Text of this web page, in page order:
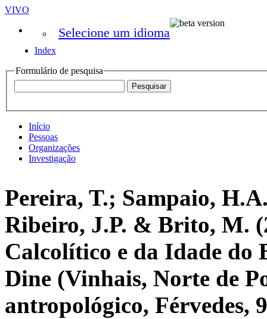
VIVO
Selecione um idioma
Index
Formulário de pesquisa
Início
Pessoas
Organizações
Investigação
Pereira, T.; Sampaio,
Ribeiro, J.P. & Brito, M.
Calcolítico e da Idade do
Dine (Vinhais, Norte de
antropológico, Férvedes,